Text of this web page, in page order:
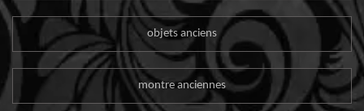
objets anciens
montre anciennes